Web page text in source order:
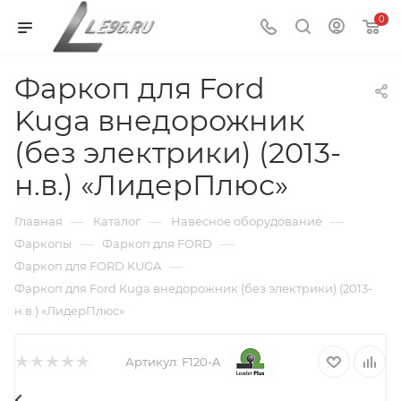
0
Фаркоп для Ford
Kuga внедорожник
(без электрики) (2013-
н.в.) «ЛидерПлюс»
Главная — Каталог — Навесное оборудование —
Фаркопы — Фаркоп для FORD —
Фаркоп для FORD KUGA —
Фаркоп для Ford Kuga внедорожник (без электрики) (2013-
н.в.) «ЛидерПлюс»
Артикул: F120-A